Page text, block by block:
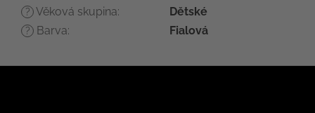
? Věková skupina: Dětské
? Barva: Fialová